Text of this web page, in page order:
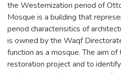
the Westernization period of
Mosque is a building that
period characterisitics of
is owned by the Waqf
function as a mosque. The aim
restoration project and to